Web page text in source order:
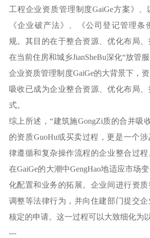
工程企业资质管理制度GaiGe方案》、
《企业破产法》、《公司登记管理条
规。其目的在于整合资源、优化布局
在当前住房和城乡JianSheBu深化“放管
企业资质管理制度GaiGe的大背景下，
吸收已成为企业整合资源、优化布局
式。
综上所述，“建筑施GongZi质的合并吸
的资质GuoHu或买卖过程，更是一个
律遵循和复杂操作流程的企业整合过
在GaiGe的大潮中GengHao地适应市场
化配置和业务的拓展。企业间进行资
调整等法律行为，并向住建部门提交
核定的申请。这一过程可以大致细化为
---